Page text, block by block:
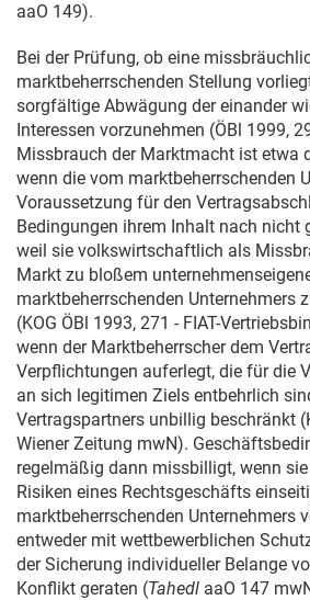
aaO 149).
Bei der Prüfung, ob eine
marktbeherrschenden Stellung
sorgfältige Abwägung der einander
Interessen vorzunehmen (ÖBl 1999,
Missbrauch der Marktmacht ist etwa
wenn die vom marktbeherrschenden
Voraussetzung für den
Bedingungen ihrem Inhalt nach nicht
weil sie volkswirtschaftlich als
Markt zu bloßem
marktbeherrschenden Unternehmers
(KOG ÖBl 1993, 271 - FIAT-
wenn der Marktbeherrscher dem
Verpflichtungen auferlegt, die für die
an sich legitimen Ziels entbehrlich
Vertragspartners unbillig beschränkt
Wiener Zeitung mwN).
regelmäßig dann missbilligt, wenn
Risiken eines Rechtsgeschäfts
marktbeherrschenden Unternehmers
entweder mit wettbewerblichen
der Sicherung individueller Belange
Konflikt geraten (Tahedl aaO 147